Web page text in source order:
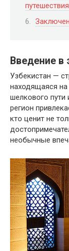
Введение в
Узбекистан —
находящаяся на
шелкового пути
регион
кто ценит не
необычные